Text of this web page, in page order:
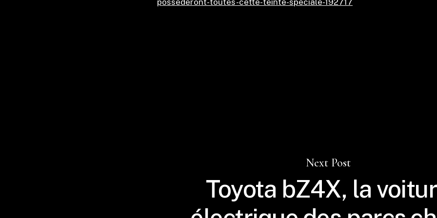
possederont-toutes-cette-teinte-speciale-192717
Next Post
Toyota bZ4X, la